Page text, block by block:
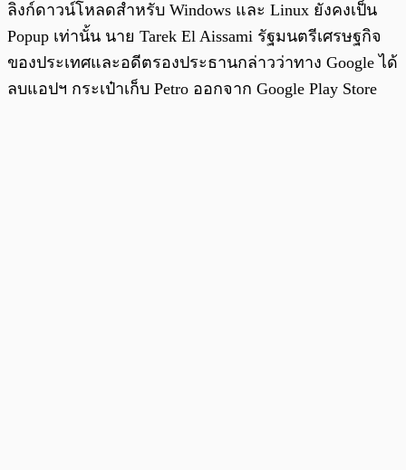
ลิงก์ดาวน์โหลดสำหรับ Windows และ Linux ยังคงเป็น
Popup เท่านั้น นาย Tarek El Aissami รัฐมนตรีเศรษฐกิจ
ของประเทศและอดีตรองประธานกล่าวว่าทาง Google ได้
ลบแอปฯ กระเป๋าเก็บ Petro ออกจาก Google Play Store